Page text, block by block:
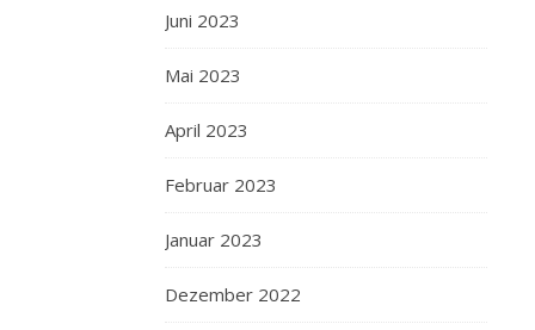
Juni 2023
Mai 2023
April 2023
Februar 2023
Januar 2023
Dezember 2022